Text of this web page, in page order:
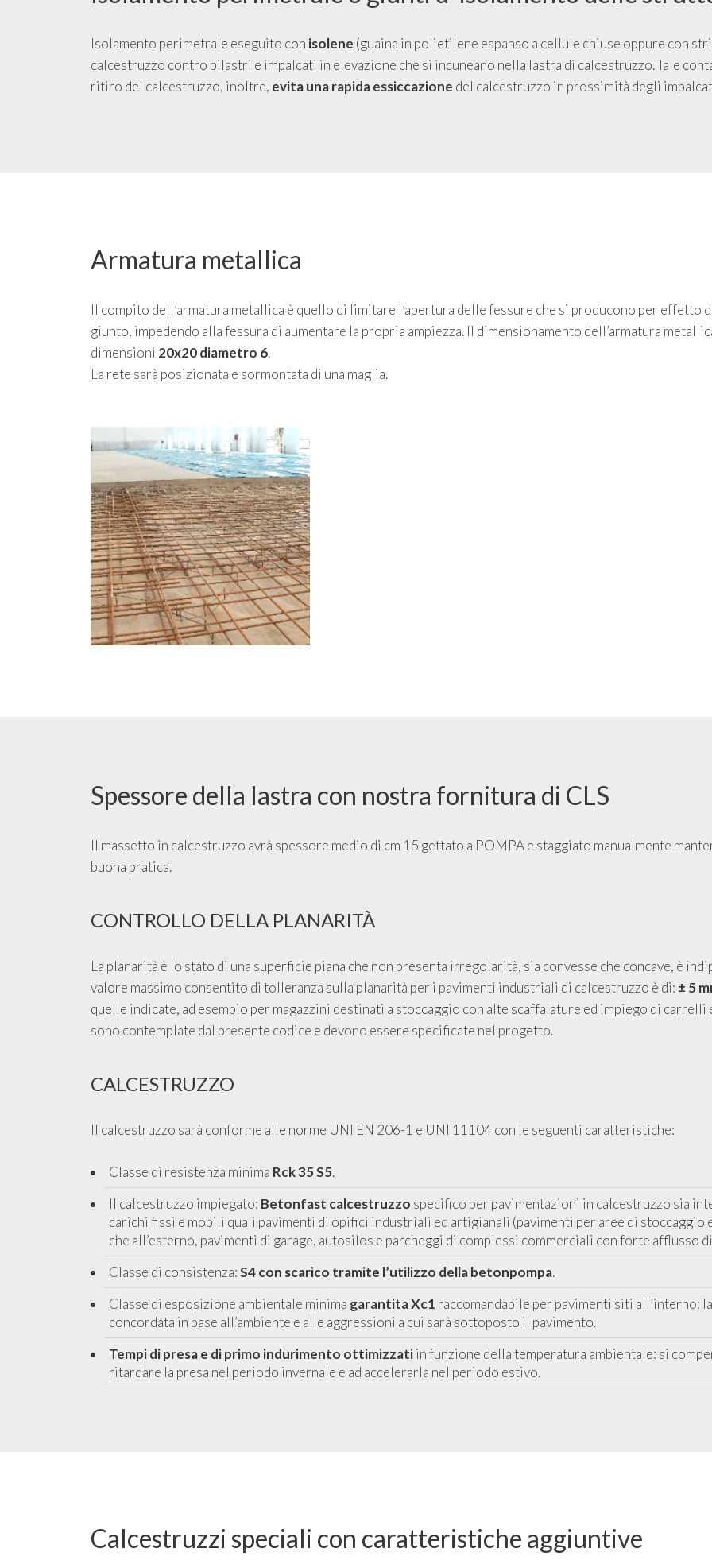
Isolamento perimetrale eseguito con isolene (guaina in polietilene espanso a cellule chiuse oppure con
calcestruzzo contro pilastri e impalcati in elevazione che si incuneano nella lastra di calcestruzzo. Tale
ritiro del calcestruzzo, inoltre, evita una rapida essiccazione del calcestruzzo in prossimità degli
Armatura metallica
Il compito dell’armatura metallica è quello di limitare l’apertura delle fessure che si producono per
giunto, impedendo alla fessura di aumentare la propria ampiezza. Il dimensionamento dell’armatura
dimensioni 20x20 diametro 6.
La rete sarà posizionata e sormontata di una maglia.
Spessore della lastra con nostra fornitura di CLS
Il massetto in calcestruzzo avrà spessore medio di cm 15 gettato a POMPA e staggiato manualmente
buona pratica.
CONTROLLO DELLA PLANARITÀ
La planarità è lo stato di una superficie piana che non presenta irregolarità, sia convesse che concave, è
valore massimo consentito di tolleranza sulla planarità per i pavimenti industriali di calcestruzzo è di: ± 5
quelle indicate, ad esempio per magazzini destinati a stoccaggio con alte scaffalature ed impiego di
sono contemplate dal presente codice e devono essere specificate nel progetto.
CALCESTRUZZO
Il calcestruzzo sarà conforme alle norme UNI EN 206-1 e UNI 11104 con le seguenti caratteristiche:
Classe di resistenza minima Rck 35 S5.
Il calcestruzzo impiegato: Betonfast calcestruzzo specifico per pavimentazioni in calcestruzzo sia
carichi fissi e mobili quali pavimenti di opifici industriali ed artigianali (pavimenti per aree di stoccaggio
che all’esterno, pavimenti di garage, autosilos e parcheggi di complessi commerciali con forte afflusso
Classe di consistenza:S4 con scarico tramite l’utilizzo della betonpompa.
Classe di esposizione ambientale minima garantita Xc1 raccomandabile per pavimenti siti all’interno:
concordata in base all’ambiente e alle aggressioni a cui sarà sottoposto il pavimento.
Tempi di presa e di primo indurimento ottimizzatiin funzione della temperatura ambientale: si
ritardare la presa nel periodo invernale e ad accelerarla nel periodo estivo.
Calcestruzzi speciali con caratteristiche aggiuntive